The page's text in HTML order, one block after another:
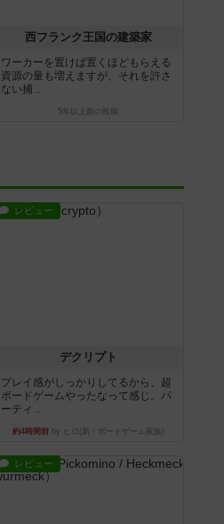
西フランク王国の建築家
ワーカーを置けば置くほどもらえる
資源の量も増えますが、それを許さ
ない捕...
5年以上前 の投稿
レビュー
デクリプト
プレイ感がしっかりしてるから、超
ボードゲームやったなって感じ。パ
ーティ...
約4時間前by ヒロ(新！ボードゲーム家族)
レビュー